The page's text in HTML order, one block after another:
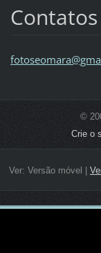
Contatos
fotoseom
©
Crie o
Ver: Versão móvel |